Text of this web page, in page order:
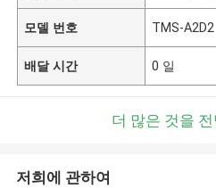
모델 번호 TMS-A2D2
배달 시간 0 일
더 많은 것을
저희에 관하여